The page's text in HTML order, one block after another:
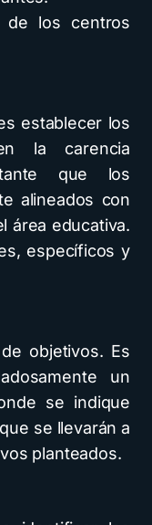
de los centros
establecer los
la carencia
que los
alineados con
área educativa.
específicos y
objetivos. Es
un
se indique
se llevarán a
planteados.